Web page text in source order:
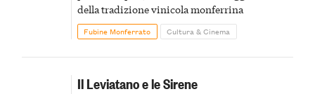
della tradizione vinicola monferrina
Fubine Monferrato Cultura & Cinema
Il Leviatano e le Sirene